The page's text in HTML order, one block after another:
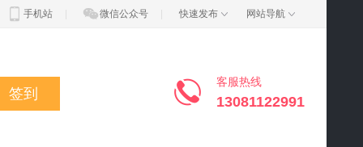
手机站 微信公众号 快速发布 网站导航
签到
客服热线
13081122991